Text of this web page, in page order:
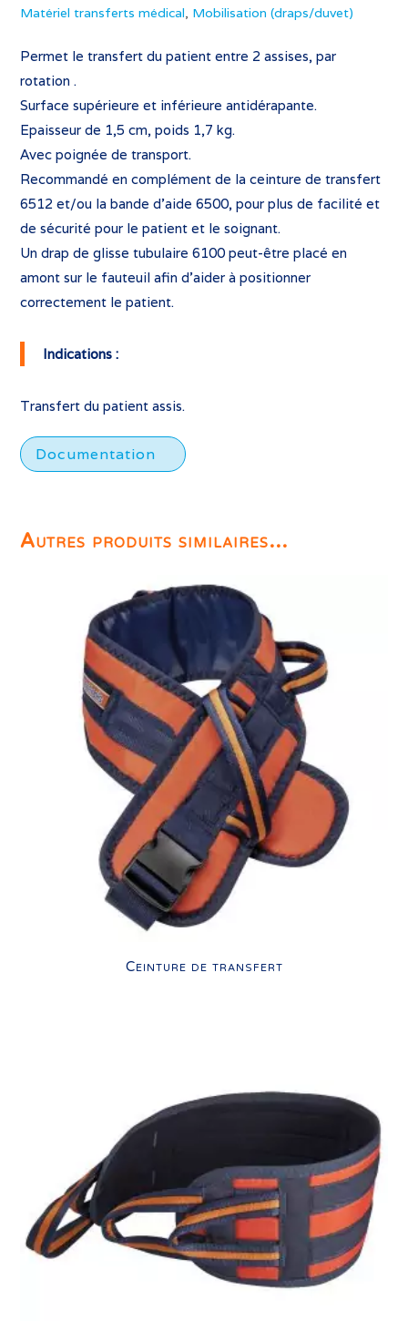
Matériel transferts médical, Mobilisation (draps/duvet)
Permet le transfert du patient entre 2 assises, par
rotation .
Surface supérieure et inférieure antidérapante.
Epaisseur de 1,5 cm, poids 1,7 kg.
Avec poignée de transport.
Recommandé en complément de la ceinture de transfert
6512 et/ou la bande d’aide 6500, pour plus de facilité et
de sécurité pour le patient et le soignant.
Un drap de glisse tubulaire 6100 peut-être placé en
amont sur le fauteuil afin d’aider à positionner
correctement le patient.
Indications :
Transfert du patient assis.
Documentation
Autres produits similaires...
Ceinture de transfert